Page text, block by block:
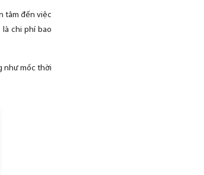
tâm đến việc
chi phí bao
như mốc thời